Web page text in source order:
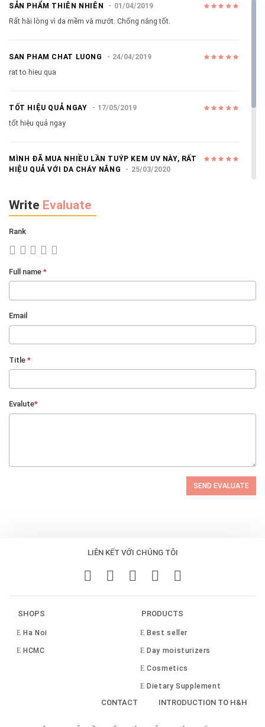
SẢN PHẨM THIÊN NHIÊN
01/04/2019
Rất hài lòng vì da mềm và mướt. Chống nắng tốt.
SAN PHAM CHAT LUONG
24/04/2019
rat to hieu qua
TỐT HIỆU QUẢ NGAY
17/05/2019
tốt hiệu quả ngay
MÌNH ĐÃ MUA NHIỀU LẦN TUÝP KEM UV NÀY, RẤT
HIỆU QUẢ VỚI DA CHÁY NẮNG
25/03/2020
kem UV này có thể hồi lại tone da trắng hồng cũ
EM NHÉ. DÙNG THÍCH NÊN CHỊ DÙNG HAO QUÁ :D
Write Evaluate
Rank
Full name *
Email
Title *
Evalute*
SEND EVALUATE
LIÊN KẾT VỚI CHÚNG TÔI
SHOPS
Ha Noi
HCMC
PRODUCTS
Best seller
Day moisturizers
Cosmetics
Dietary Supplement
CONTACT INTRODUCTION TO H&H